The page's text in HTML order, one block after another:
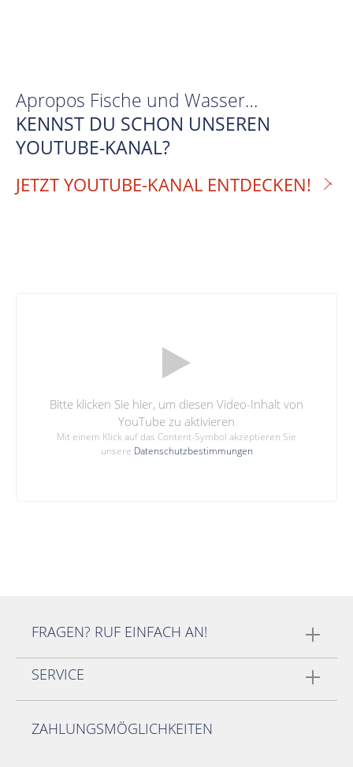
Apropos Fische und Wasser…
KENNST DU SCHON UNSEREN
YOUTUBE-KANAL?
JETZT YOUTUBE-KANAL ENTDECKEN!
Bitte klicken Sie hier, um diesen Video-Inhalt von
YouTube zu aktivieren
Mit einem Klick auf das Content-Symbol akzeptieren Sie
unsere Datenschutzbestimmungen
FRAGEN? RUF EINFACH AN!
SERVICE
ZAHLUNGSMÖGLICHKEITEN